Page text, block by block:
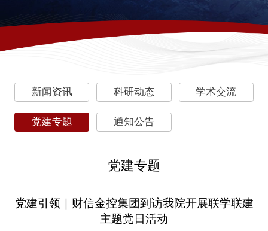
党建专题
新闻资讯 科研动态 学术交流
党建专题 通知公告
党建引领｜财信金控集团到访我院开展联学联建
主题党日活动